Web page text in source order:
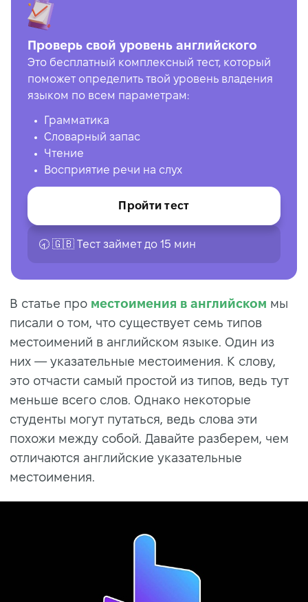
Проверь свой уровень английского
Это бесплатный комплексный тест, который
поможет определить твой уровень владения
языком по всем параметрам:
Грамматика
Словарный запас
Чтение
Восприятие речи на слух
Пройти тест
🕣 🇬🇧 Tест займет до 15 мин
В статье про местоимения в английском мы
писали о том, что существует семь типов
местоимений в английском языке. Один из
них — указательные местоимения. К слову,
это отчасти самый простой из типов, ведь тут
меньше всего слов. Однако некоторые
студенты могут путаться, ведь слова эти
похожи между собой. Давайте разберем, чем
отличаются английские указательные
местоимения.